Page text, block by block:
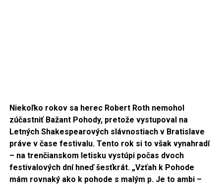
Niekoľko rokov sa herec Robert Roth nemohol
zúčastniť Bažant Pohody, pretože vystupoval na
Letných Shakespearových slávnostiach v Bratislave
práve v čase festivalu. Tento rok si to však vynahradí
– na trenčianskom letisku vystúpi počas dvoch
festivalových dní hneď šesťkrát. „Vzťah k Pohode
mám rovnaký ako k pohode s malým p. Je to ambi –